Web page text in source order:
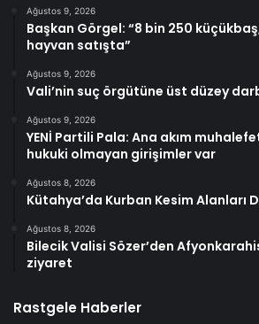
Ağustos 9, 2026
Başkan Görgel: “8 bin 250
hayvan satışta”
Ağustos 9, 2026
Vali’nin suç örgütüne üst düzey
Ağustos 9, 2026
YENİ Partili Pala: Ana akım
hukuki olmayan girişimler var
Ağustos 8, 2026
Kütahya’da Kurban Kesim Alanları
Ağustos 8, 2026
Bilecik Valisi Sözer’den
ziyaret
Rastgele Haberler